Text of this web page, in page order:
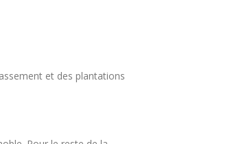
et des plantations